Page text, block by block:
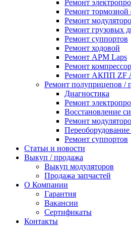
Ремонт
Ремонт тормозной
Ремонт
Ремонт грузовых
Ремонт суппортов
Ремонт ходовой
Ремонт APM Laps
Ремонт
Ремонт АКПП ZF
Ремонт полуприцепов /
Диагностика
Ремонт
Восстановление
Ремонт
Ремонт суппортов
Статьи и новости
Выкуп / продажа
Выкуп модуляторов
Продажа запчастей
О Компании
Гарантия
Вакансии
Сертификаты
Контакты